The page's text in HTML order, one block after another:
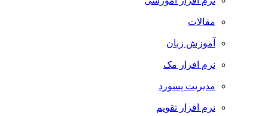
مقالات
آموزش زبان
نرم افزار مک
مدیریت پسورد
نرم افزار تقویم